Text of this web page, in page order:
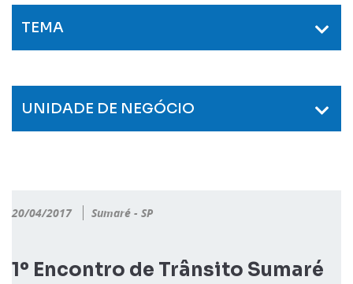
TEMA
UNIDADE DE NEGÓCIO
20/04/2017 Sumaré - SP
1º Encontro de Trânsito Sumaré